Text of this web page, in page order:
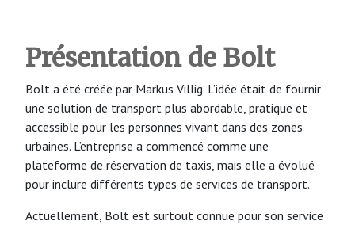
Présentation de Bolt
Bolt a été créée par Markus Villig. L’idée était de fournir
une solution de transport plus abordable, pratique et
accessible pour les personnes vivant dans des zones
urbaines. L’entreprise a commencé comme une
plateforme de réservation de taxis, mais elle a évolué
pour inclure différents types de services de transport.
Actuellement, Bolt est surtout connue pour son service